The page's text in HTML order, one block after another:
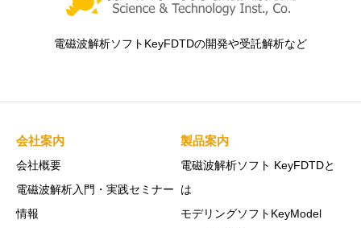
電磁波解析ソフトKeyFDTDの開発や受託解析など
会社案内
会社概要
電磁波解析入門・実践セミナー
情報
製品案内
電磁波解析ソフト KeyFDTDと
は
モデリングソフトKeyModel